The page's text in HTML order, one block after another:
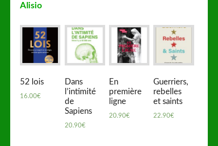
Alisio
52 lois
16.00€
Dans
l’intimité
de
Sapiens
20.90€
En
première
ligne
20.90€
Guerriers,
rebelles
et saints
22.90€